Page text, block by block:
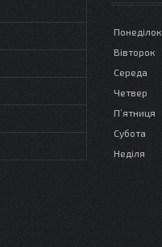
Понеділок
Вівторок
Середа
Четвер
Пʼятниця
Субота
Неділя